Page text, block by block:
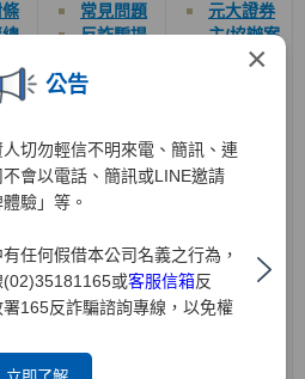
×
公告
切勿輕信不明來電、簡訊、連
會以電話、簡訊或LINE邀請
驗」等。
任何假借本公司名義之行為，
或客服信箱反
165反詐騙諮詢專線，以免權
常見問題
反詐騙提
年輕人學
開戶完成
通知信提
供:如何查
開戶完成
通知信提
供:股市小
約交割篇
元大證券
主/協辦案
件承銷公
件上市
(櫃